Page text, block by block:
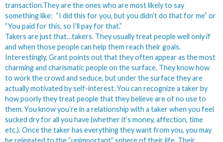
transaction.They are the ones who are most likely to say
something like: “I did this for you, but you didn’t do that for me” or
“You paid for this, so I’ll pay for that.”
Takers are just that…takers. They usually treat people well only if
and when those people can help them reach their goals.
Interestingly, Grant points out that they often appear as the most
charming and charismatic people on the surface. They know how
to work the crowd and seduce, but under the surface they are
actually motivated by self-interest. You can recognize a taker by
how poorly they treat people that they believe are of no use to
them. You know you’re in a relationship with a taker when you feel
sucked dry for all you have (whether it’s money, affection, time
etc.). Once the taker has everything they want from you, you may
be relegated to the “unimportant” sphere of their life. Their